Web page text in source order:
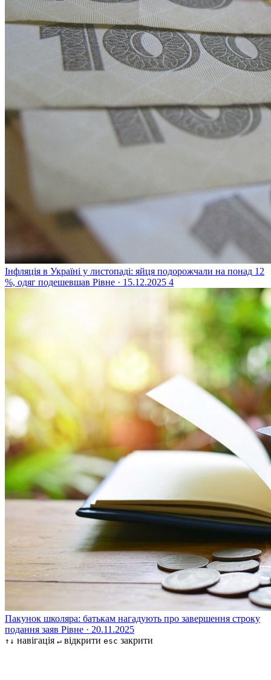
Інфляція в Україні у листопаді: яйця подорожчали на понад 12
%, одяг подешевшав Рівне · 15.12.2025 4
Пакунок школяра: батькам нагадують про завершення строку
подання заяв Рівне · 20.11.2025
↑↓ навігація ↵ відкрити esc закрити